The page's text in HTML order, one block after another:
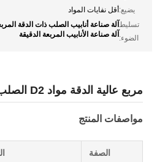
يضيع:أقل نفايات المواد
تسليط
الضوء:
آلة صناعة أنابيب الصلب ذات الدقة
آلة صناعة الأنابيب المربعة الدقيقة
مربع عالية الدقة مواد D2 الصلب أنابيب صنع آلة
مواصفات المنتج
الصفة